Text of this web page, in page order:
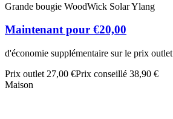
Grande bougie WoodWick Solar Ylang
Maintenant pour €20,00
d'économie supplémentaire sur le prix outlet
Prix outlet 27,00 €Prix conseillé 38,90 €
Maison